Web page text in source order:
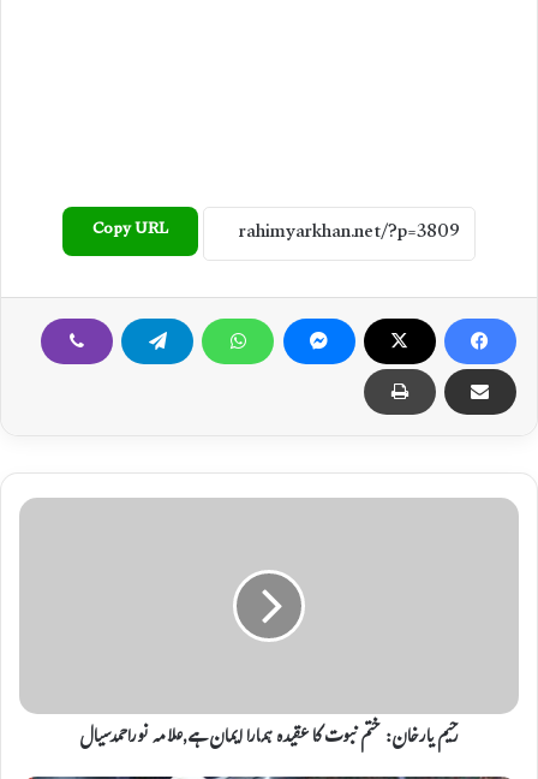
Copy URL
ر
خا
رحیم یارخان: ختم نبوت کا عقیدہ ہمارا ایمان ہے,علامہ نوراحمدسیال